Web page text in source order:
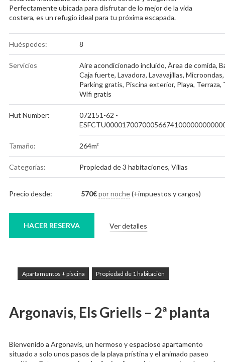
Perfectamente ubicada para disfrutar de lo mejor de la vida
costera, es un refugio ideal para tu próxima escapada.
Huéspedes: 8
Servicios Aire acondicionado incluido, Àrea de comida,
Caja fuerte, Lavadora, Lavavajillas, Microondas,
Parking gratis, Piscina exterior, Playa, Terraza,
Wifi gratis
Hut Number:
072151-62 -
Tamaño: 264m²
Categorías: Propiedad de 3 habitaciones, Villas
Precio desde: 570€ por noche(+impuestos y cargos)
Ver detalles
HACER RESERVA
Apartamentos + piscina Propiedad de 1 habitación
Argonavis, Els Griells – 2ª planta
Bienvenido a Argonavis, un hermoso y espacioso apartamento
situado a solo unos pasos de la playa prístina y el animado paseo